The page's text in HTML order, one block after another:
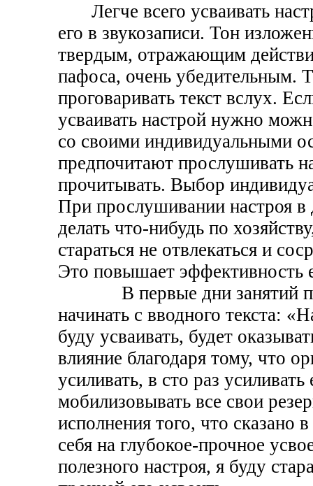
Легче всего усваивать
его в звукозаписи. Тон
твердым, отражающим
пафоса, очень убедительным.
проговаривать текст вслух.
усваивать настрой нужно
со своими индивидуальными
предпочитают прослушивать
прочитывать. Выбор
При прослушивании настроя
делать что-нибудь по
стараться не отвлекаться и
Это повышает эффективность
В первые дни занятий по
начинать с вводного текста:
буду усваивать, будет
влияние благодаря тому, что
усиливать, в сто раз усиливать
мобилизовывать все свои
исполнения того, что сказано
себя на глубокое-прочное
полезного настроя, я буду